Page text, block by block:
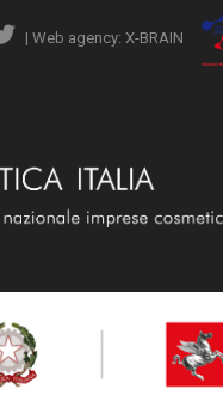
| Web agency: X-BRAIN